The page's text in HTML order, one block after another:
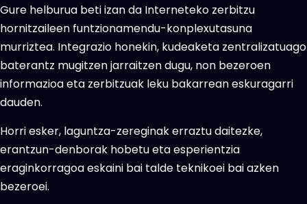
Gure helburua beti izan da Interneteko zerbitzu
hornitzaileen funtzionamendu-konplexutasuna
murriztea. Integrazio honekin, kudeaketa zentralizatuago
baterantz mugitzen jarraitzen dugu, non bezeroen
informazioa eta zerbitzuak leku bakarrean eskuragarri
dauden.
Horri esker, laguntza-zereginak erraztu daitezke,
erantzun-denborak hobetu eta esperientzia
eraginkorragoa eskaini bai talde teknikoei bai azken
bezeroei.